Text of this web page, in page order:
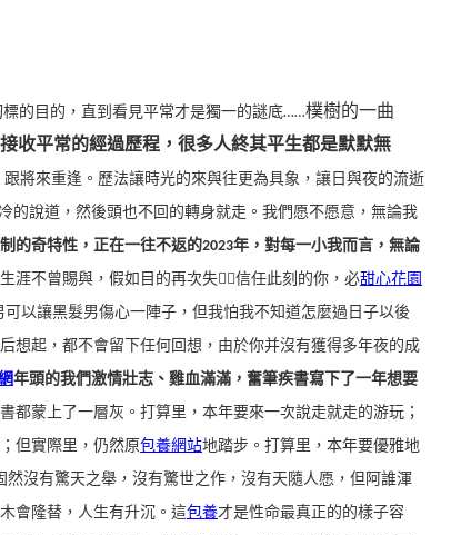
的目的，直到看見平常才是獨一的謎底……樸樹的一曲
收平常的經過歷程 ，很多人終其平生都是默默無
將來重逢。歷法讓時光的來與往更為具象，讓日與夜的流逝
冷的說道，然後頭也不回的轉身就走。我們愿不愿意，無論我
的奇特性，正在一往不返的2023年，對每一小我而言，無論
涯不曾賜與，假如目的再次失，信任此刻的你，必甜心花園
以讓黑髮男傷心一陣子，但我怕我不知道怎麼過日子以後
想起，都不會留下任何回想，由於你并沒有獲得多年夜的成
年頭的我們激情壯志、雞血滿滿，奮筆疾書寫下了一年想要
都蒙上了一層灰。 打算里，本年要來一次說走就走的游玩；
但實際里，仍然原包養網站地踏步。 打算里，本年要優雅地
然沒有驚天之舉，沒有驚世之作，沒有天隨人愿，但阿誰渾
會隆替，人生有升沉。這包養才是性命最真正的的樣子容